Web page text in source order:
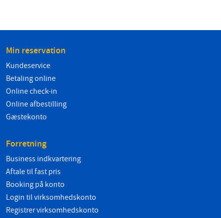
Min reservation
Kundeservice
Betaling online
Online check-in
Online afbestilling
Gæstekonto
Forretning
Business indkvartering
Aftale til fast pris
Booking på konto
Login til virksomhedskonto
Registrer virksomhedskonto